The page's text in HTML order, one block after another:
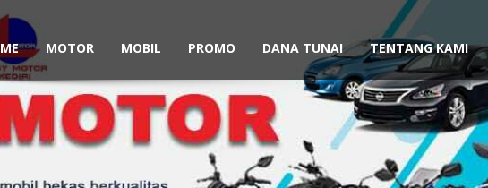
MOTOR MOBIL PROMO DANA TUNAI TENTANG KAMI